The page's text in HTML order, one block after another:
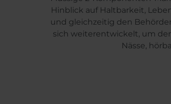
Hinblick auf Haltbarkeit,
und gleichzeitig den
sich weiterentwickelt, um
Nässe,